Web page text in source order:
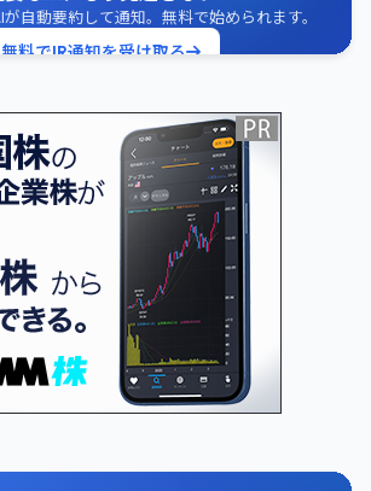
自動要約して通知。無料で始められます。
無料でIR通知を受け取る